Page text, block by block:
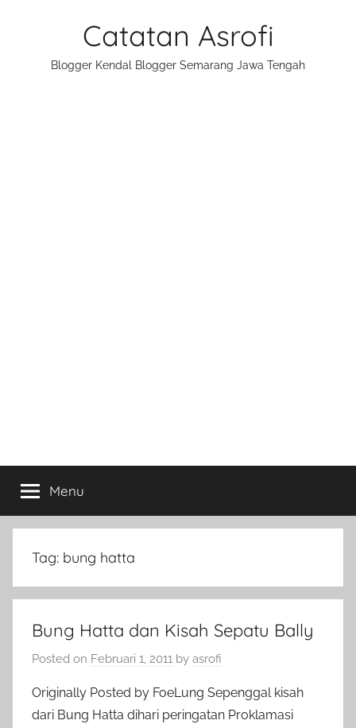
Catatan Asrofi
Blogger Kendal Blogger Semarang Jawa Tengah
Menu
Tag: bung hatta
Bung Hatta dan Kisah Sepatu Bally
Posted on Februari 1, 2011 by asrofi
Originally Posted by FoeLung Sepenggal kisah
dari Bung Hatta dihari peringatan Proklamasi